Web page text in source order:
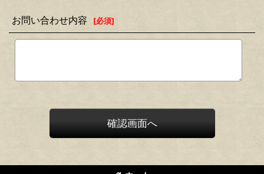
お問い合わせ内容 [必須]
確認画面へ